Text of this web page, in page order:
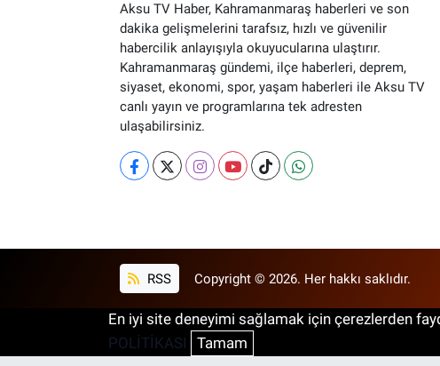
Aksu TV Haber, Kahramanmaraş haberleri ve son
dakika gelişmelerini tarafsız, hızlı ve güvenilir
habercilik anlayışıyla okuyucularına ulaştırır.
Kahramanmaraş gündemi, ilçe haberleri, deprem,
siyaset, ekonomi, spor, yaşam haberleri ile Aksu TV
canlı yayın ve programlarına tek adresten
ulaşabilirsiniz.
RSS Copyright © 2026. Her hakkı saklıdır.
En iyi site deneyimi sağlamak için çerezlerden
POLİTİKASI
Tamam